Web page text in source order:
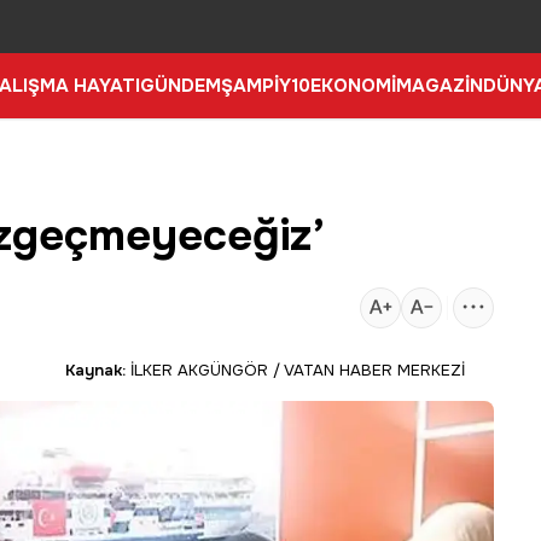
HAYATIGÜNDEMŞAMPİY10EKONOMİMAGAZİN
Kaynak: İLKER AKGÜNGÖR / VATAN HABER MERKEZİ